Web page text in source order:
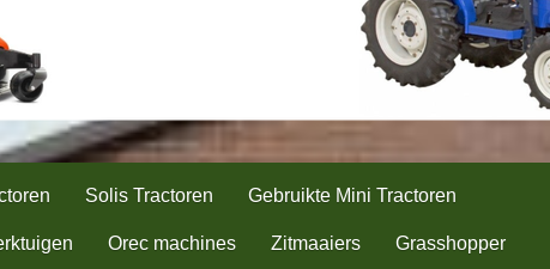
Solis Tractoren Gebruikte Mini Tractoren
Orec machines Zitmaaiers Grasshopper